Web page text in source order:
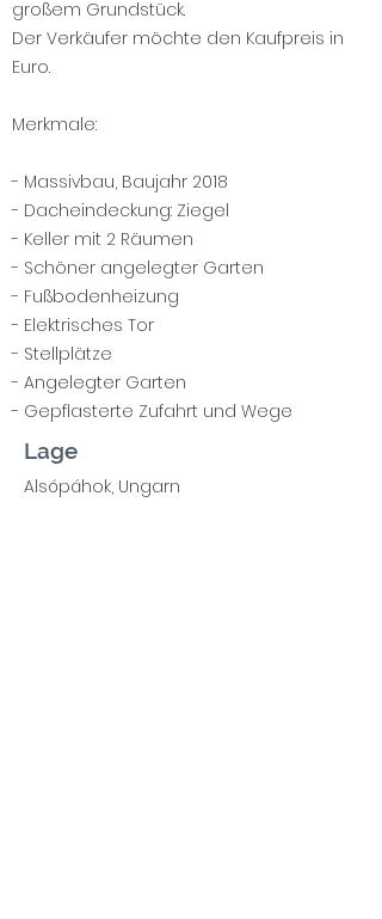
großem Grundstück.
Der Verkäufer möchte den Kaufpreis in
Euro.
Merkmale:
- Massivbau, Baujahr 2018
- Dacheindeckung: Ziegel
- Keller mit 2 Räumen
- Schöner angelegter Garten
- Fußbodenheizung
- Elektrisches Tor
- Stellplätze
- Angelegter Garten
- Gepflasterte Zufahrt und Wege
Lage
Alsópáhok, Ungarn